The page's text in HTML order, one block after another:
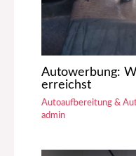
Autowerbung:
erreichst
Autoaufbereitung &
admin